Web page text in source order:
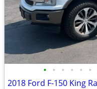
• • • • • •
2018 Ford F-150 King